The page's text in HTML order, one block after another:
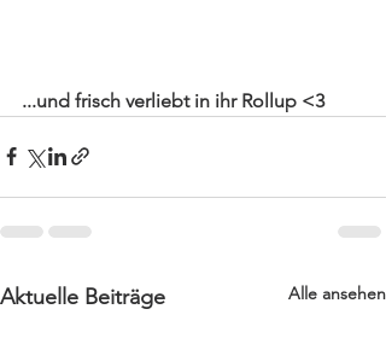
...und frisch verliebt in ihr Rollup <3
Aktuelle Beiträge Alle ansehen